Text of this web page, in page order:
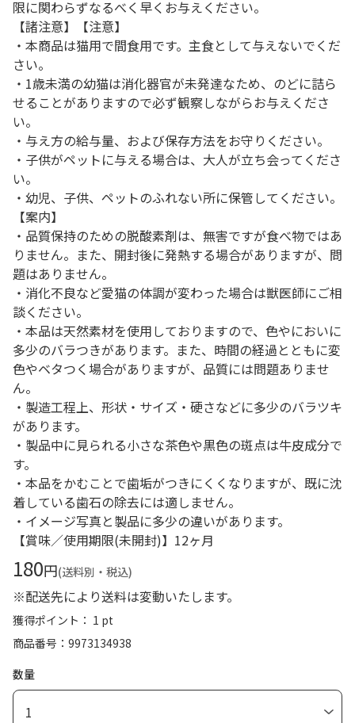
限に関わらずなるべく早くお与えください。
【諸注意】【注意】
・本商品は猫用で間食用です。主食として与えないでくだ
さい。
・1歳未満の幼猫は消化器官が未発達なため、のどに詰ら
せることがありますので必ず観察しながらお与えくださ
い。
・与え方の給与量、および保存方法をお守りください。
・子供がペットに与える場合は、大人が立ち会ってくださ
い。
・幼児、子供、ペットのふれない所に保管してください。
【案内】
・品質保持のための脱酸素剤は、無害ですが食べ物ではあ
りません。また、開封後に発熱する場合がありますが、問
題はありません。
・消化不良など愛猫の体調が変わった場合は獣医師にご相
談ください。
・本品は天然素材を使用しておりますので、色やにおいに
多少のバラつきがあります。また、時間の経過とともに変
色やベタつく場合がありますが、品質には問題ありませ
ん。
・製造工程上、形状・サイズ・硬さなどに多少のバラツキ
があります。
・製品中に見られる小さな茶色や黒色の斑点は牛皮成分で
す。
・本品をかむことで歯垢がつきにくくなりますが、既に沈
着している歯石の除去には適しません。
・イメージ写真と製品に多少の違いがあります。
【賞味／使用期限(未開封)】12ヶ月
180円(送料別・税込)
※配送先により送料は変動いたします。
獲得ポイント： 1 pt
商品番号
9973134938
数量
1